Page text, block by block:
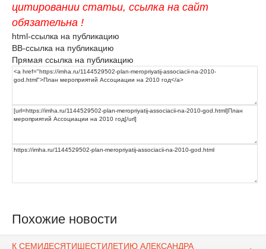
цитировании статьи, ссылка на сайт
обязательна !
html-ссылка на публикацию
BB-ссылка на публикацию
Прямая ссылка на публикацию
Похожие новости
К СЕМИДЕСЯТИШЕСТИЛЕТИЮ АЛЕКСАНДРА